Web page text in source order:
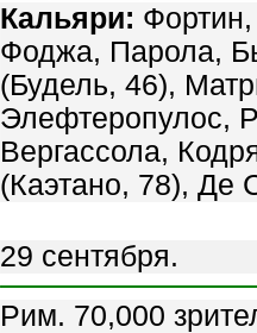
Кальяри:
Фоджа, Парола,
(Будель, 46),
Элефтеропулос,
Вергассола,
(Каэтано, 78), Де
29 сентября.
Рим. 70,000